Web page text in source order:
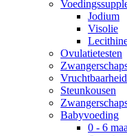
Jodium
Visolie
Ovulatietesten
Steunkousen
Babyvoeding
0 - 6